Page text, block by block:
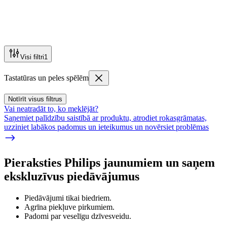
Visi filtri1
Tastatūras un peles spēlēm
Notīrīt visus filtrus
Vai neatradāt to, ko meklējāt?
Saņemiet palīdzību saistībā ar produktu, atrodiet rokasgrāmatas,
uzziniet labākos padomus un ieteikumus un novērsiet problēmas
Pieraksties Philips jaunumiem un saņem
ekskluzīvus piedāvājumus
Piedāvājumi tikai biedriem.
Agrīna piekļuve pirkumiem.
Padomi par veselīgu dzīvesveidu.